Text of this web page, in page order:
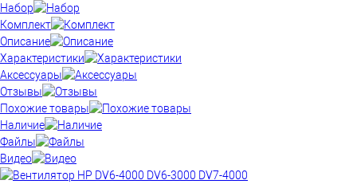
Набор
Комплект
Описание
Характеристики
Аксессуары
Отзывы
Похожие товары
Наличие
Файлы
Видео